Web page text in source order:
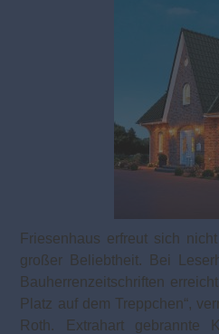
Friesenhaus erfreut sich
großer Beliebtheit. Bei
Bauherrenzeitschriften
Platz auf dem Treppchen“,
Roth.
Extrahart gebrannte